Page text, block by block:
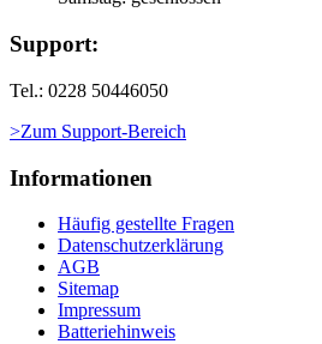
Support:
Tel.: 0228 50446050
>Zum Support-Bereich
Informationen
Häufig gestellte Fragen
Datenschutzerklärung
AGB
Sitemap
Impressum
Batteriehinweis